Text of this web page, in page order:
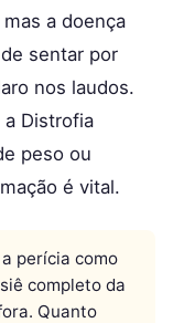
a doença
sentar por
nos laudos.
a Distrofia
peso ou
é vital.
perícia como
completo da
Quanto